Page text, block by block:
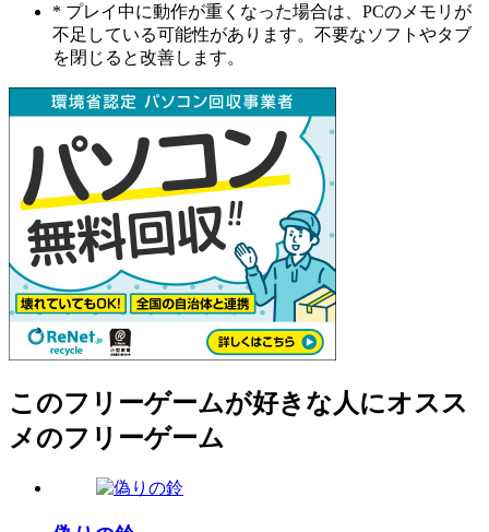
* プレイ中に動作が重くなった場合は、PCのメモリが
不足している可能性があります。不要なソフトやタブ
を閉じると改善します。
このフリーゲームが好きな人にオスス
メのフリーゲーム